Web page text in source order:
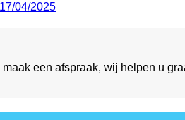
17/04/2025
een afspraak, wij helpen u